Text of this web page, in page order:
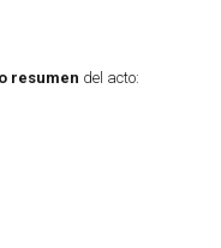
resumen del acto: